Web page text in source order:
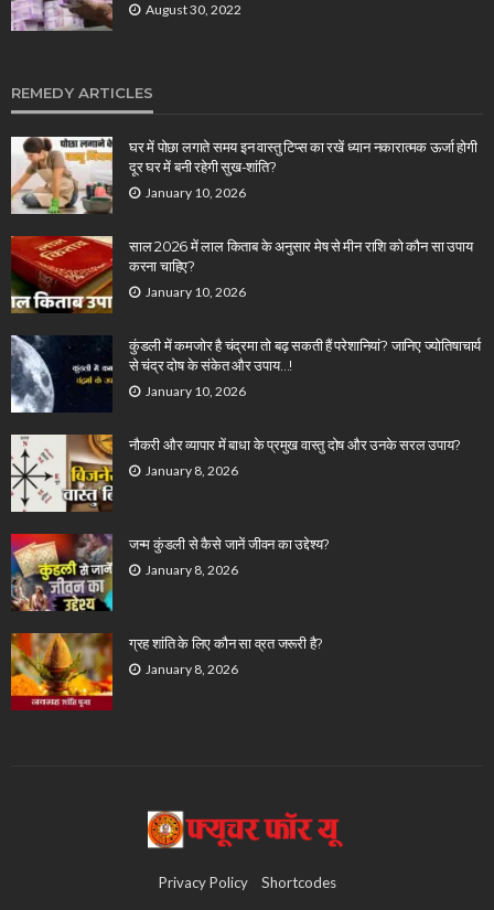
August 30, 2022
REMEDY ARTICLES
घर में पोछा लगाते समय इन वास्तु टिप्स का रखें ध्यान नकारात्मक ऊर्जा होगी
दूर घर में बनी रहेगी सुख-शांति?
January 10, 2026
साल 2026 में लाल किताब के अनुसार मेष से मीन राशि को कौन सा उपाय
करना चाहिए?
January 10, 2026
कुंडली में कमजोर है चंद्रमा तो बढ़ सकती हैं परेशानियां? जानिए ज्योतिषाचार्य
से चंद्र दोष के संकेत और उपाय…!
January 10, 2026
नौकरी और व्यापार में बाधा के प्रमुख वास्तु दोष और उनके सरल उपाय?
January 8, 2026
जन्म कुंडली से कैसे जानें जीवन का उद्देश्य?
January 8, 2026
ग्रह शांति के लिए कौन सा व्रत जरूरी है?
January 8, 2026
Privacy Policy Shortcodes